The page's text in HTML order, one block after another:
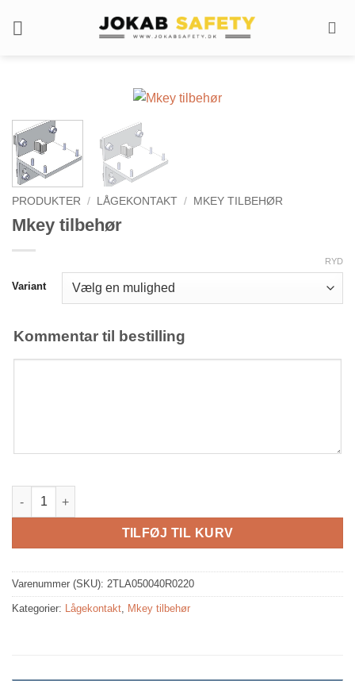
PRODUKTER / LÅGEKONTAKT / MKEY TILBEHØR
Mkey tilbehør
Variant
RYD
Kommentar til bestilling
Mkey tilbehør antal
TILFØJ TIL KURV
Varenummer (SKU): 2TLA050040R0220
Kategorier: Lågekontakt, Mkey tilbehør